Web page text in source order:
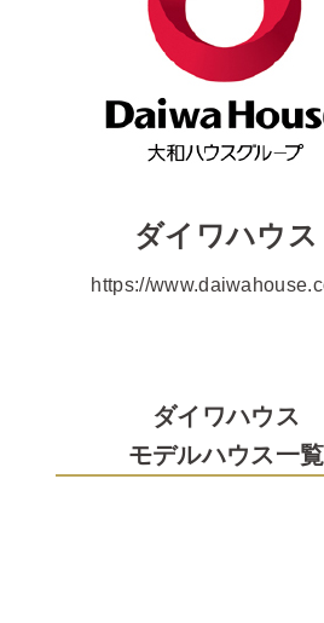
ダイワハウス
https://
ダイワハウス
モデルハウス一覧